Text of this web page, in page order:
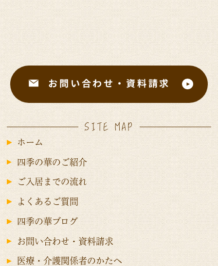
お問い合わせ・資料請求
SITE MAP
ホーム
四季の華のご紹介
ご入居までの流れ
よくあるご質問
四季の華ブログ
お問い合わせ・資料請求
医療・介護関係者のかたへ